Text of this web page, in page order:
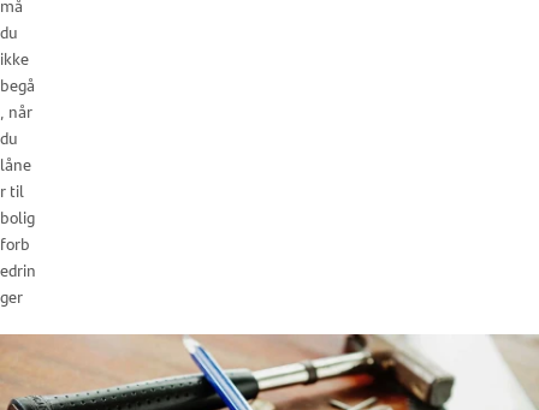
må
du
ikke
begå
, når
du
låne
r til
bolig
forb
edrin
ger